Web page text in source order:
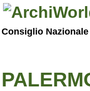
Consiglio